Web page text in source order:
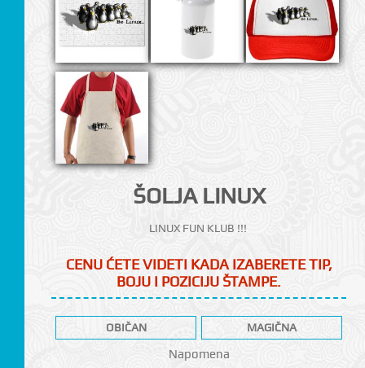
ŠOLJA LINUX
LINUX FUN KLUB !!!
CENU ĆETE VIDETI KADA IZABERETE TIP,
BOJU I POZICIJU ŠTAMPE.
OBIČAN MAGIČNA
Napomena